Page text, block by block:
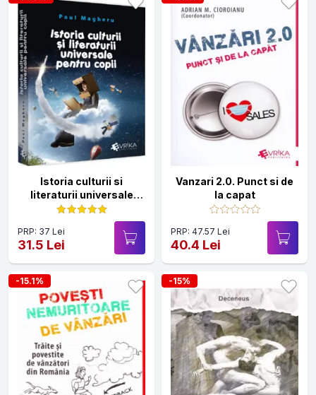
Istoria culturii si
literaturii universale
pentru copii
PRP: 37 Lei
31.5 Lei
Vanzari 2.0. Punct si de
la capat
PRP: 47.57 Lei
40.4 Lei
-15.1% -15%